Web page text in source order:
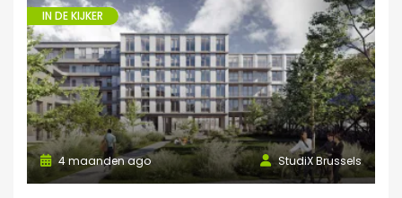
IN DE KIJKER
StudiX Brussels
4 maanden ago